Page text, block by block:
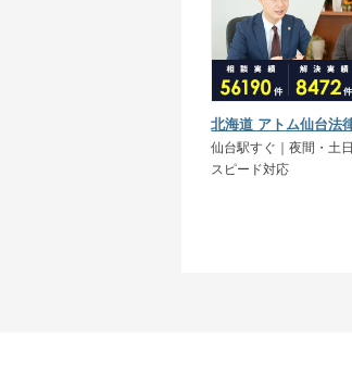
北海道 アトム仙台法
仙台駅すぐ｜夜間・土
スピード対応